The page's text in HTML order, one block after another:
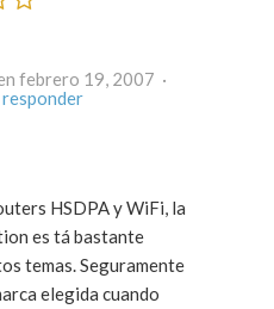
en febrero 19, 2007 ·
HSDPA y WiFi, la
es tá bastante
temas. Seguramente
elegida cuando